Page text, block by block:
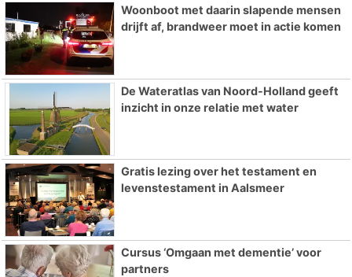
Woonboot met daarin slapende mensen
drijft af, brandweer moet in actie komen
De Wateratlas van Noord-Holland geeft
inzicht in onze relatie met water
Gratis lezing over het testament en
levenstestament in Aalsmeer
Cursus ‘Omgaan met dementie’ voor
partners